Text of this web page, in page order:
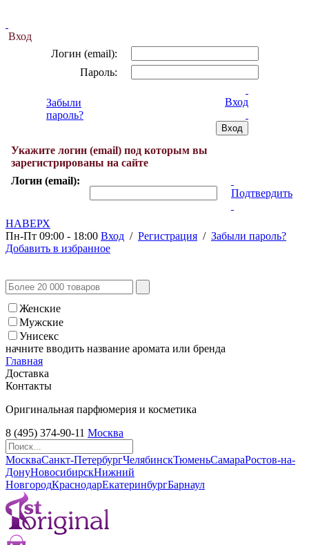
Вход
Логин (email):
Пароль:
Забыли
пароль?
Вход
Укажите логин (email) под которым вы
зарегистрированы на сайте
Логин (email):
Подтвердить
НАВЕРХ
Пн-Пт 09:00 - 18:00 Вход / Регистрация / Забыли пароль?
Добавить в избранное
Женские
Мужские
Унисекс
начните вводить название аромата или бренда
Главная
Доставка
Контакты
Оригинальная парфюмерия и косметика
8 (495) 374-90-11 Москва
МоскваСанкт-ПетербургЧелябинскТюменьСамараРостов-на-
ДонуНовосибирскНижний
НовгородКраснодарЕкатеринбургБарнаул